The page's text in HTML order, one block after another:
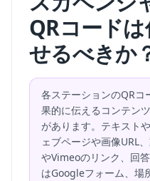
QRコード
せるべきか
各ステーションのQRコ
果的に伝えるコンテン
があります。テキスト
ェブページや画像URL
やVimeoのリンク、回
はGoogleフォーム、場